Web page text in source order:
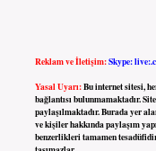
Reklam ve İletişim:Skype:
Yasal Uyarı:Bu internet sitesi,
bağlantısı bulunmamaktadır.
paylaşılmaktadır. Burada yer
ve kişiler hakkında paylaşım
benzerlikleri tamamen